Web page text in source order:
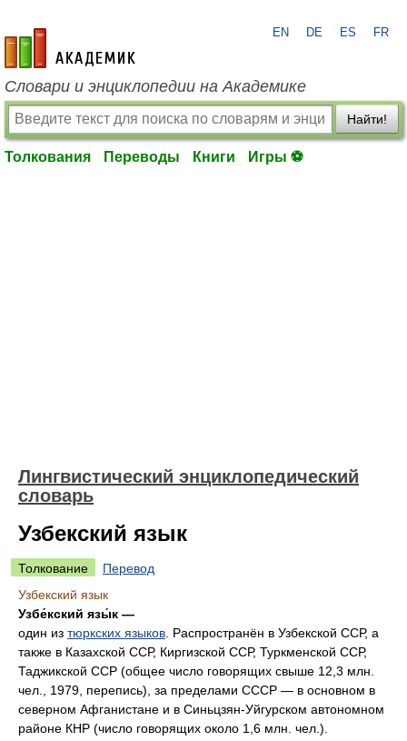
academic.ru
EN DE ES FR
Словари и энциклопедии на Академике
Найти!
Толкования Переводы Книги Игры ⚽
Лингвистический энциклопедический
словарь
Узбекский язык
Толкование
Перевод
Узбекский язык
Узбе́кский язы́к —
один из тюркских языков . Распространён в Узбекской ССР, а
также в Казахской ССР, Киргизской ССР, Туркменской ССР,
Таджикской ССР (общее число говорящих свыше 12,3 млн.
чел., 1979, перепись), за пределами СССР — в основном в
северном Афганистане и в Синьцзян-Уйгурском автономном
районе КНР (число говорящих около 1,6 млн. чел.).